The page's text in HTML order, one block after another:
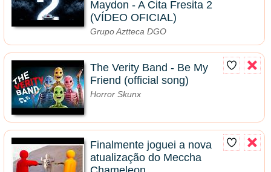
Maydon - A Cita Fresita 2
(VÍDEO OFICIAL)
Grupo Aztteca DGO
The Verity Band - Be My
Friend (official song)
Horror Skunx
Finalmente joguei a nova
atualização do Meccha